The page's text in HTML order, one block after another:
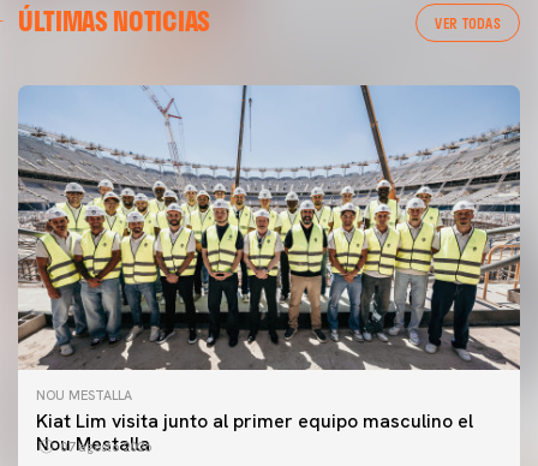
ÚLTIMAS NOTICIAS VER TODAS
NOU MESTALLA
Kiat Lim visita junto al primer equipo masculino el
Nou Mestalla
07 agosto 2026